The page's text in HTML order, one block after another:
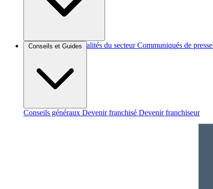
Brèves et actus Actualités du secteur Communiqués de presse
Conseils et Guides
Conseils généraux Devenir franchisé Devenir franchiseur